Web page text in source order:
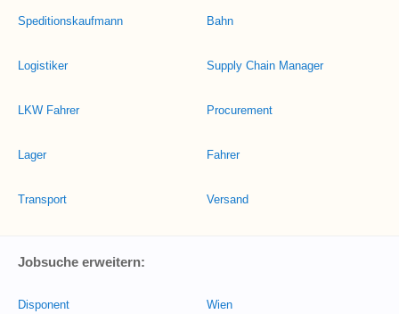
Speditionskaufmann
Logistiker
LKW Fahrer
Lager
Transport
Bahn
Supply Chain Manager
Procurement
Fahrer
Versand
Jobsuche erweitern:
Disponent Wien